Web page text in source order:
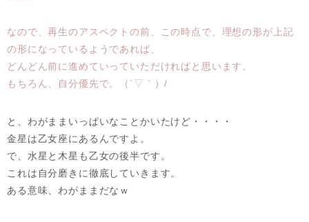
なので、再生のアスペクトの前、この時点で、理想の形が上記
の形になっているようであれば、
どんどん前に進めていっていただければと思います。
もちろん、自分優先で。（´▽｀）/
と、わがままいっぱいなことかいたけど・・・・
金星は乙女座にあるんですよ。
で、水星と木星も乙女の後半です。
これは自分磨きに徹底していきます。
ある意味、わがままだなｗ